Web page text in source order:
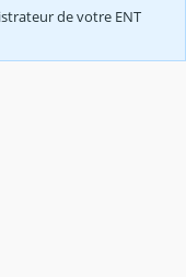
de votre ENT